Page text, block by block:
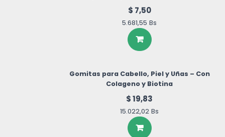
$ 7,50
5.681,55 Bs
Gomitas para Cabello, Piel y Uñas – Con
Colageno y Biotina
$19,83
15.022,02 Bs